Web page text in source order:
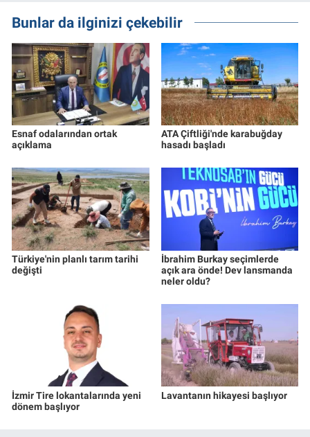
Bunlar da ilginizi çekebilir
Esnaf odalarından ortak
açıklama
ATA Çiftliği'nde karabuğday
hasadı başladı
Türkiye'nin planlı tarım tarihi
değişti
İbrahim Burkay seçimlerde
açık ara önde! Dev lansmanda
neler oldu?
İzmir Tire lokantalarında yeni
dönem başlıyor
Lavantanın hikayesi başlıyor